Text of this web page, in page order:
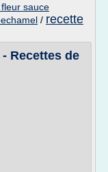
sauce
/ recette
Recettes de